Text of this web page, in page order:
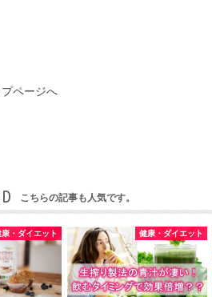
プページへ
こちらの記事も人気です。
康・ダイエット 健康・ダイエット